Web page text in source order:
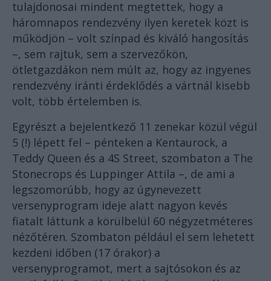
tulajdonosai mindent megtettek, hogy a
háromnapos rendezvény ilyen keretek közt is
működjön – volt színpad és kiváló hangosítás
–, sem rajtuk, sem a szervezőkön,
ötletgazdákon nem múlt az, hogy az ingyenes
rendezvény iránti érdeklődés a vártnál kisebb
volt, több értelemben is.
Egyrészt a bejelentkező 11 zenekar közül végül
5 (!) lépett fel – pénteken a Kentaurock, a
Teddy Queen és a 4S Street, szombaton a The
Stonecrops és Luppinger Attila –, de ami a
legszomorúbb, hogy az úgynevezett
versenyprogram ideje alatt nagyon kevés
fiatalt láttunk a körülbelül 60 négyzetméteres
nézőtéren. Szombaton például el sem lehetett
kezdeni időben (17 órakor) a
versenyprogramot, mert a sajtósokon és az